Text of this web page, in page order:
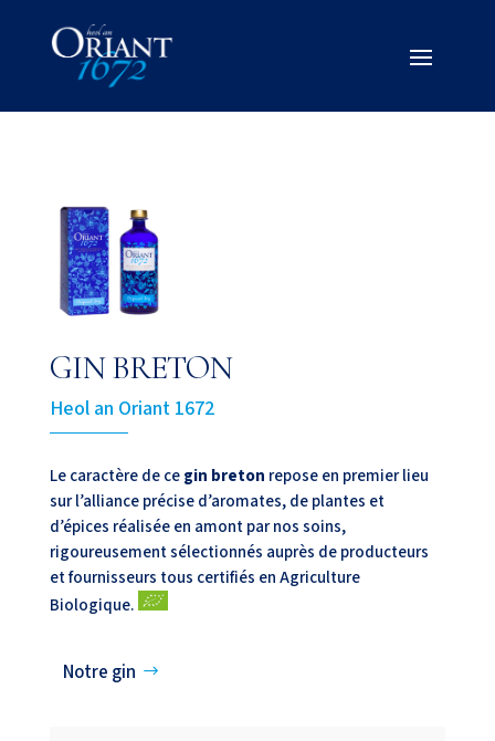
GIN BRETON
Heol an Oriant 1672
Le caractère de ce gin breton repose en premier lieu
sur l’alliance précise d’aromates, de plantes et
d’épices réalisée en amont par nos soins,
rigoureusement sélectionnés auprès de producteurs
et fournisseurs tous certifiés en Agriculture
Biologique.
Notre gin